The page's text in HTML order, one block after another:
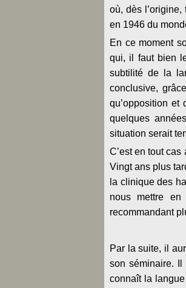
où, dès
en 1946 du
En ce moment
qui, il faut bien
subtilité de la
conclusive,
qu’opposition et
quelques
situation serait
C’est en tout
Vingt ans plus
la clinique des
nous mettre
recommandant
Par la suite, il
son séminaire.
connaît la